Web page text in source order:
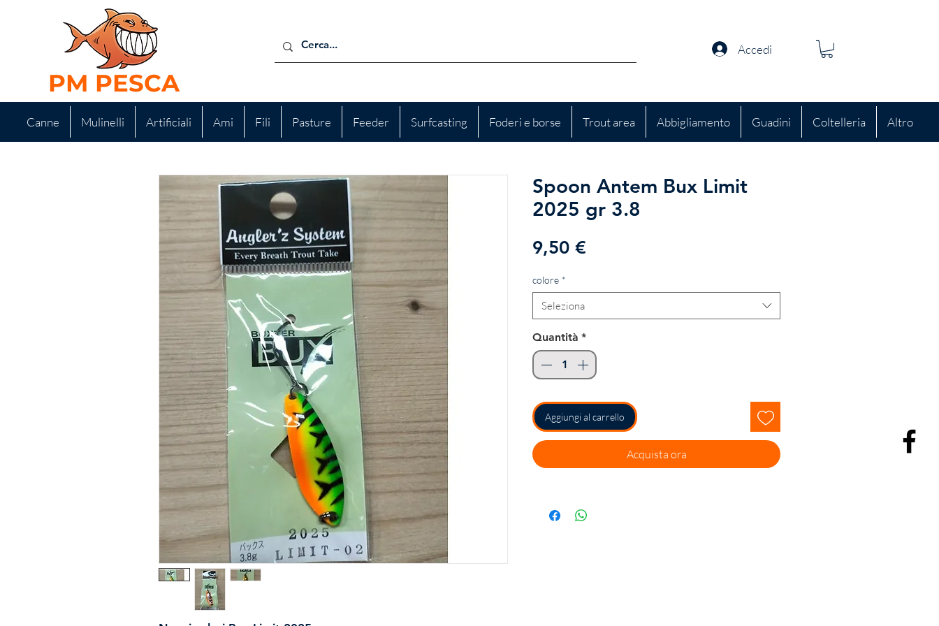
PM PESCA
Accedi
Canne Mulinelli Artificiali Ami Fili Pasture Feeder Surfcasting Foderi e borse Trout area Abbigliamento Guadini Coltelleria Altro
Spoon Antem Bux Limit
2025 gr 3.8
9,50 €
colore *
Seleziona
Quantità *
Aggiungi al carrello
Acquista ora